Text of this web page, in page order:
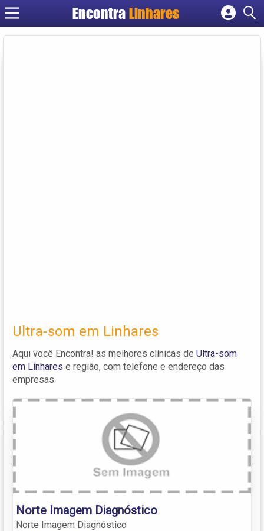
EncontraLinhares
Cadastrar empresa
Ultra-som em Linhares
Aqui você Encontra! as melhores clínicas de Ultra-som
em Linhares e região, com telefone e endereço das
empresas.
Norte Imagem Diagnóstico
Norte Imagem Diagnóstico